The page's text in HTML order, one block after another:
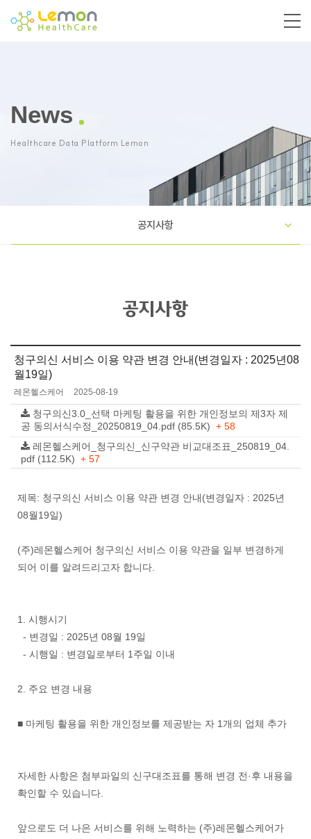
News
Healthcare Data Platform Lemon
공지사항
공지사항
청구의신 서비스 이용 약관 변경 안내(변경일자 : 2025년08
월19일)
레몬헬스케어 2025-08-19
청구의신3.0_선택 마케팅 활용을 위한 개인정보의 제3자 제
공 동의서식수정_20250819_04.pdf (85.5K) + 58
레몬헬스케어_청구의신_신구약관 비교대조표_250819_04.
pdf (112.5K) + 57
제목: 청구의신 서비스 이용 약관 변경 안내(변경일자 : 2025년
08월19일)
(주)레몬헬스케어 청구의신 서비스 이용 약관을 일부 변경하게
되어 이를 알려드리고자 합니다.
1. 시행시기
- 변경일 : 2025년 08월 19일
- 시행일 : 변경일로부터 1주일 이내
2. 주요 변경 내용
■ 마케팅 활용을 위한 개인정보를 제공받는 자 1개의 업체 추가
자세한 사항은 첨부파일의 신구대조표를 통해 변경 전·후 내용을
확인할 수 있습니다.
앞으로도 더 나은 서비스를 위해 노력하는 (주)레몬헬스케어가